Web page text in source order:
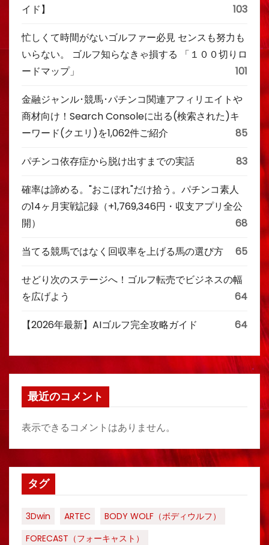
イド】
103
忙しくて時間がないゴルファー必見 センスも努力も
いらない。 ゴルフ知らなきゃ損する 「１００切りロ
ードマップ」
101
金融ジャンル･競馬･パチンコ関連アフィリエイトや
商材向け！Search Consoleに出る(検索された)キ
ーワード(クエリ)を1,062件ご紹介
85
パチンコ依存症から脱け出すまでの実話 83
確率は諦める。"おこぼれ"だけ拾う。パチンコ素人
の14ヶ月実戦記録（+1,769,346円・収支アプリ全公
開）
68
当てる競馬ではなく回収率を上げる馬の選び方 65
せどり次のステージへ！ゴルフ転売でビジネスの幅
を広げよう
64
【2026年最新】AIゴルフ完全攻略ガイド 64
最近のコメント
表示できるコメントはありません。
タグ
3Dwin ARTEC
BODY WOLF（ボディウルフ）
FORECAST（フォーキャスト）